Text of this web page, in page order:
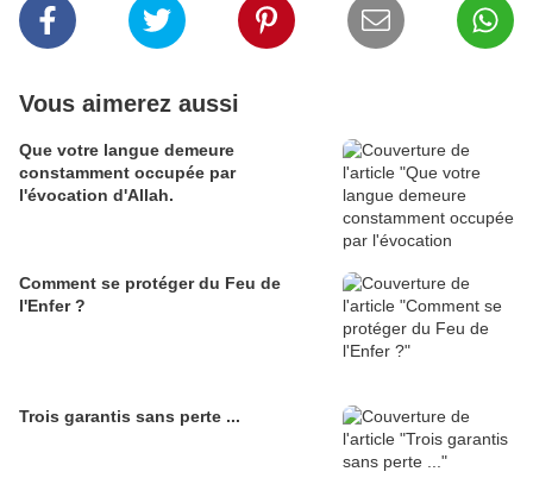
Vous aimerez aussi
Que votre langue demeure
constamment occupée par
l'évocation d'Allah.
Comment se protéger du Feu de
l'Enfer ?
Trois garantis sans perte ...